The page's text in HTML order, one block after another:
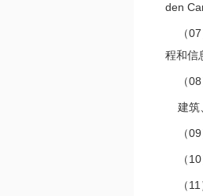
den
（07
程和信
（08
建筑
（09
（10
（11